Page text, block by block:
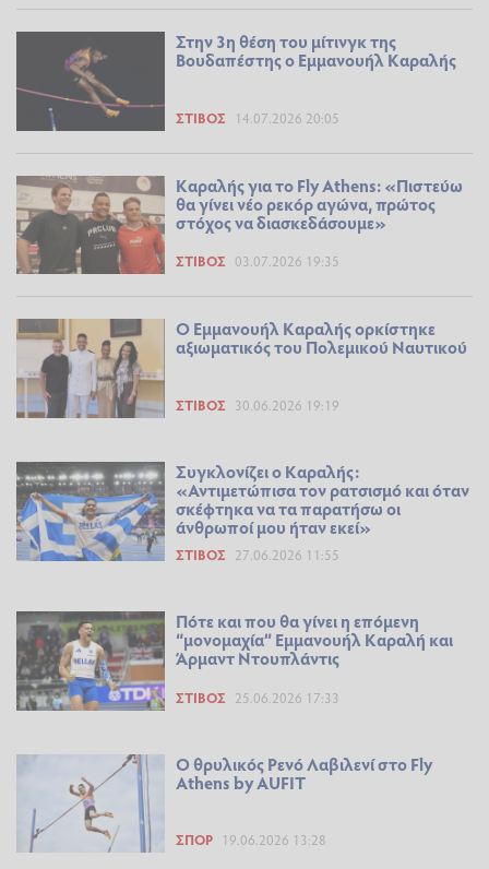
Στην 3η θέση του μίτινγκ της
Βουδαπέστης ο Εμμανουήλ Καραλής
ΣΤΊΒΟΣ 14.07.2026 20:05
Καραλής για το Fly Athens: «Πιστεύω
θα γίνει νέο ρεκόρ αγώνα, πρώτος
στόχος να διασκεδάσουμε»
ΣΤΊΒΟΣ 03.07.2026 19:35
Ο Εμμανουήλ Καραλής ορκίστηκε
αξιωματικός του Πολεμικού Ναυτικού
ΣΤΊΒΟΣ 30.06.2026 19:19
Συγκλονίζει ο Καραλής:
«Αντιμετώπισα τον ρατσισμό και όταν
σκέφτηκα να τα παρατήσω οι
άνθρωποί μου ήταν εκεί»
ΣΤΊΒΟΣ 27.06.2026 11:55
Πότε και που θα γίνει η επόμενη
“μονομαχία” Εμμανουήλ Καραλή και
Άρμαντ Ντουπλάντις
ΣΤΊΒΟΣ 25.06.2026 17:33
Ο θρυλικός Ρενό Λαβιλενί στο Fly
Athens by AUFIT
ΣΠΟΡ 19.06.2026 13:28